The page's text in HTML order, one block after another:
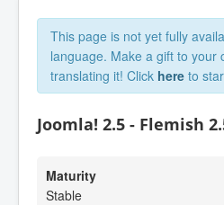
This page is not yet fully
language. Make a gift to your
translating it! Click here to
Joomla! 2.5 - Flemish
Maturity
Stable